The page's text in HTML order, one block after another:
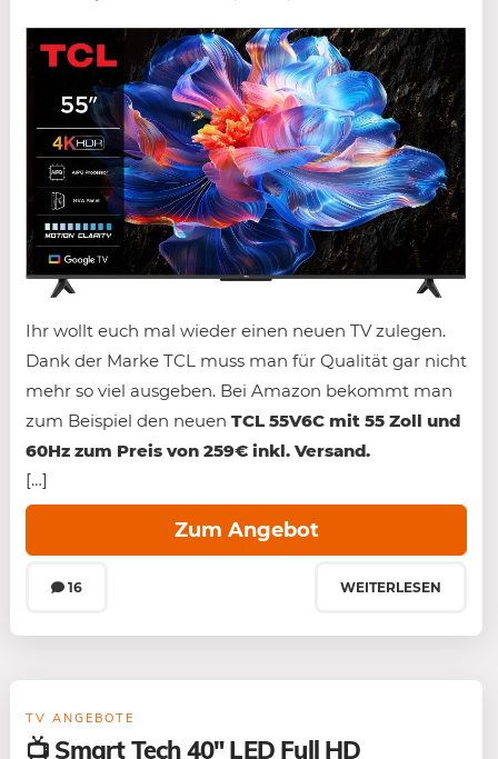
Ihr wollt euch mal wieder einen neuen TV zulegen.
Dank der Marke TCL muss man für Qualität gar nicht
mehr so viel ausgeben. Bei Amazon bekommt man
zum Beispiel den neuen TCL 55V6C mit 55 Zoll und
60Hz zum Preis von 259€ inkl. Versand.
[…]
16
Zum Angebot
WEITERLESEN
TV ANGEBOTE
📺 Smart Tech 40″ LED Full HD